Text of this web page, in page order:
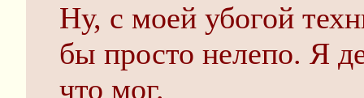
Ну, с моей убогой
бы просто нелепо. Я
что мог.